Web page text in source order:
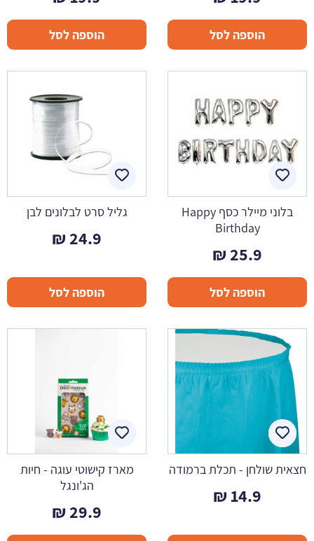
הוספה לסל הוספה לסל
בלוני מיילר כסף Happy
Birthday
25.9
₪
הוספה לסל
גליל סרט לבלונים לבן
24.9
₪
הוספה לסל
חצאית שולחן - תכלת ברמודה
14.9
₪
מארז קישוטי עוגה - חיות
הג'ונגל
29.9
₪